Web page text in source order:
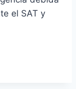
el SAT y